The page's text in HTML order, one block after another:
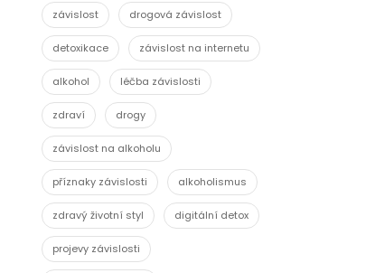
závislost drogová závislost
detoxikace závislost na internetu
alkohol léčba závislosti
zdraví drogy
závislost na alkoholu
příznaky závislosti alkoholismus
zdravý životní styl digitální detox
projevy závislosti